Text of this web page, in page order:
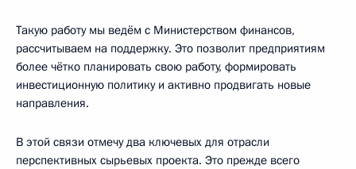
Такую работу мы ведём с Министерством финансов,
рассчитываем на поддержку. Это позволит предприятиям
более чётко планировать свою работу, формировать
инвестиционную политику и активно продвигать новые
направления.
В этой связи отмечу два ключевых для отрасли
перспективных сырьевых проекта. Это прежде всего